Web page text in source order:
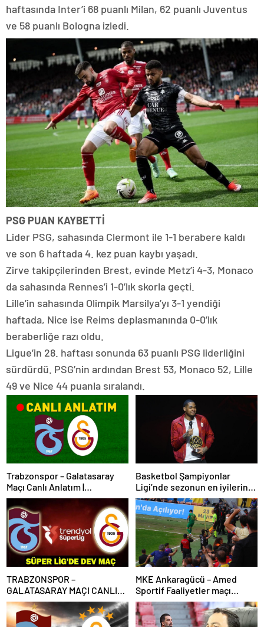
haftasında Inter’i 68 puanlı Milan, 62 puanlı Juventus
ve 58 puanlı Bologna izledi.
PSG PUAN KAYBETTİ
Lider PSG, sahasında Clermont ile 1-1 berabere kaldı
ve son 6 haftada 4. kez puan kaybı yaşadı.
Zirve takipçilerinden Brest, evinde Metz’i 4-3, Monaco
da sahasında Rennes’i 1-0’lık skorla geçti.
Lille’in sahasında Olimpik Marsilya’yı 3-1 yendiği
haftada, Nice ise Reims deplasmanında 0-0’lık
beraberliğe razı oldu.
Ligue’in 28. haftası sonunda 63 puanlı PSG liderliğini
sürdürdü. PSG’nin ardından Brest 53, Monaco 52, Lille
49 ve Nice 44 puanla sıralandı.
Trabzonspor – Galatasaray
Maçı Canlı Anlatım |
Trabzonspor – Galatasaray
Bein Sports 1 Canlı İzle | Lider,
Trabzon deplasmanında
Basketbol Şampiyonlar
Ligi’nde sezonun en iyilerine
ödülleri verildi
TRABZONSPOR –
GALATASARAY MAÇI CANLI
İZLE | Trabzonspor-
Galatasaray maçı canlı izleme
bilgileri! Süper Lig’de dev
MKE Ankaragücü – Amed
Sportif Faaliyetler maçı
olaylarla başladı